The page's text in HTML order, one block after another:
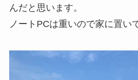
んだと思います。
ノートPCは重いので家に置い